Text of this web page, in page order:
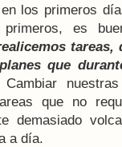
los primeros
es
tareas,
que
que no
demasiado
a día.